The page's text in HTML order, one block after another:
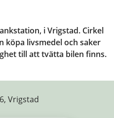
i Vrigstad. Cirkel
köpa livsmedel och saker
till att tvätta bilen finns.
Vrigstad